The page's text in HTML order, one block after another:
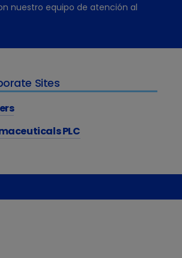
nuestro equipo de atención al
Sites
PLC